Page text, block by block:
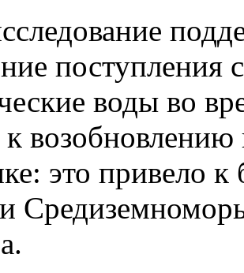
поступления
воды во
возобновлению
это привело